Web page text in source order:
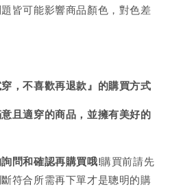
皆可能影響商品顏色，對色差
，不喜歡再退款』的購買方式
且適穿的商品，並擁有美好的
問和確認再購買哦!購買前請先
符合所需再下單才是聰明的購